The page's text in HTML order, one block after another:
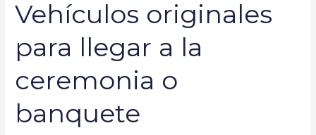
Vehículos originales
para llegar a la
ceremonia o
banquete